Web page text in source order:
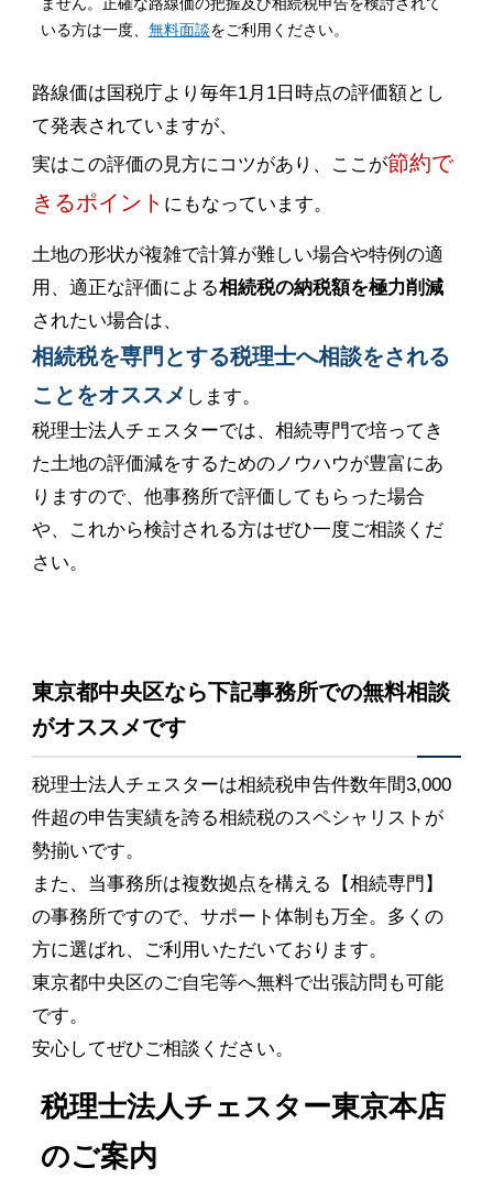
ません。正確な路線価の把握及び相続税申告を検討されて
いる方は一度、 無料面談をご利用ください。
路線価は国税庁より毎年1月1日時点の評価額とし
て発表されていますが、
実はこの評価の見方にコツがあり、ここが節約で
きるポイント にもなっています。
土地の形状が複雑で計算が難しい場合や特例の適
用、適正な評価による相続税の納税額を極力削減
されたい場合は、
相続税を専門とする税理士へ相談をされる
ことをオススメ します。
税理士法人チェスターでは、相続専門で培ってき
た土地の評価減をするためのノウハウが豊富にあ
りますので、他事務所で評価してもらった場合
や、これから検討される方はぜひ一度ご相談くだ
さい。
東京都中央区なら下記事務所での無料相談
がオススメです
税理士法人チェスターは相続税申告件数年間3,000
件超の申告実績を誇る相続税のスペシャリストが
勢揃いです。
また、当事務所は複数拠点を構える【相続専門】
の事務所ですので、サポート体制も万全。多くの
方に選ばれ、ご利用いただいております。
東京都中央区のご自宅等へ無料で出張訪問も可能
です。
安心してぜひご相談ください。
税理士法人チェスター東京本店
のご案内